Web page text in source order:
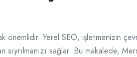
Yerel SEO, işletmenizin
sağlar. Bu makalede,